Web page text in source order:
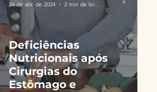
Deficiências
Nutricionais após
Cirurgias do
Estômago e
26 de abr. de 2024
2 min de leitura